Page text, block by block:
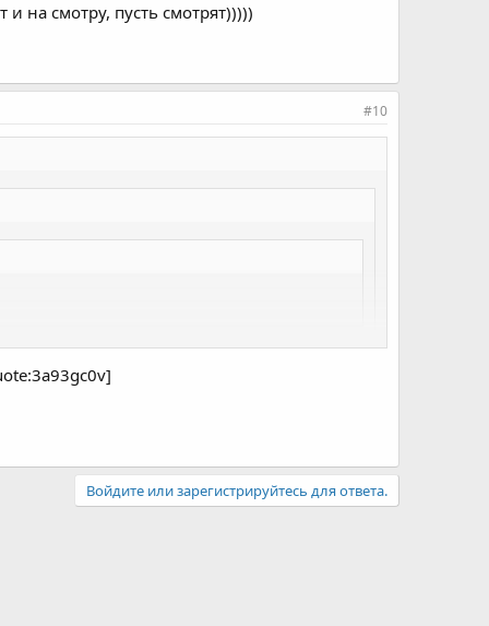
на смотру, пусть смотрят)))))
#10
смотрят)))))
Войдите или зарегистрируйтесь для ответа.